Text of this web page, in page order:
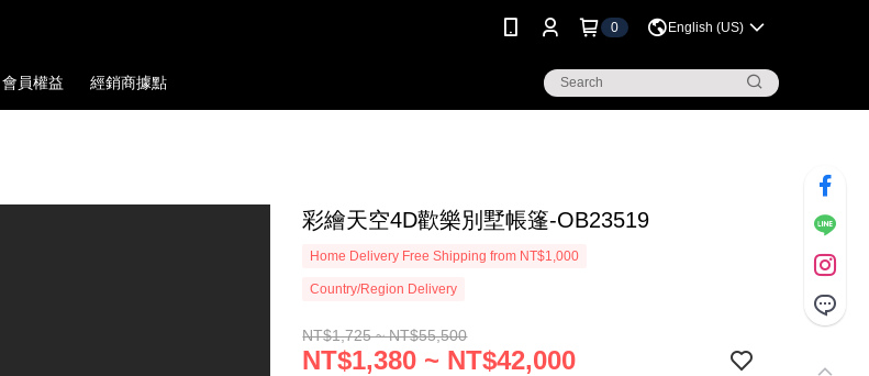
0 English (US)
會員權益 經銷商據點
彩繪天空4D歡樂別墅帳篷-OB23519
Home Delivery Free Shipping from NT$1,000
Country/Region Delivery
NT$1,725 ~ NT$55,500
NT$1,380 ~ NT$42,000